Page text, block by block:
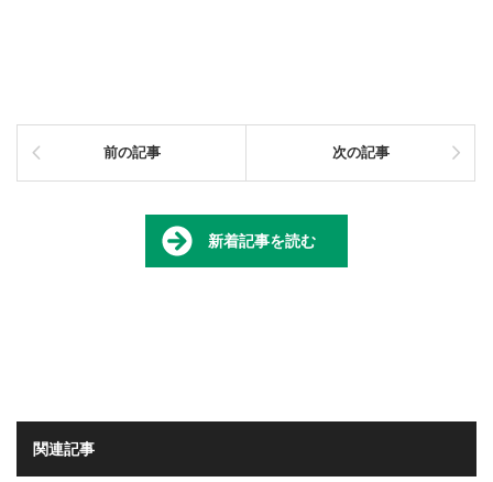
前の記事 次の記事
新着記事を読む
関連記事